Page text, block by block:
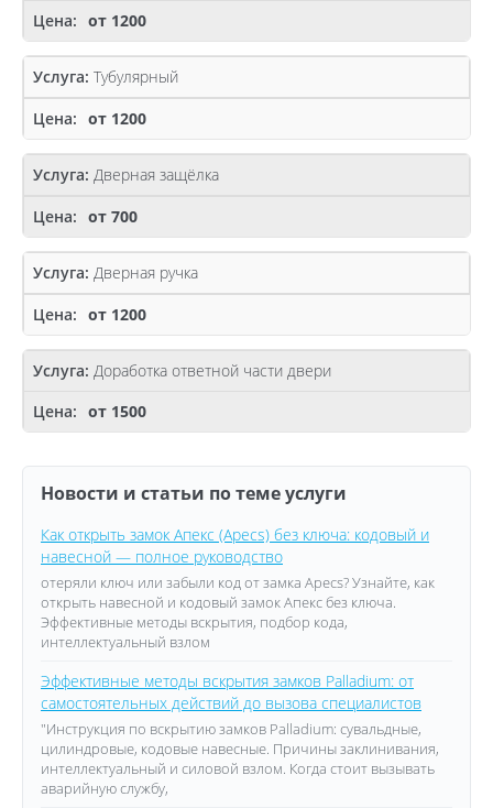
от 1200
Тубулярный
от 1200
Дверная защёлка
от 700
Дверная ручка
от 1200
Доработка ответной части двери
от 1500
Новости и статьи по теме услуги
Как открыть замок Апекс (Apecs) без ключа: кодовый и
навесной — полное руководство
отеряли ключ или забыли код от замка Apecs? Узнайте, как
открыть навесной и кодовый замок Апекс без ключа.
Эффективные методы вскрытия, подбор кода,
интеллектуальный взлом
Эффективные методы вскрытия замков Palladium: от
самостоятельных действий до вызова специалистов
"Инструкция по вскрытию замков Palladium: сувальдные,
цилиндровые, кодовые навесные. Причины заклинивания,
интеллектуальный и силовой взлом. Когда стоит вызывать
аварийную службу,